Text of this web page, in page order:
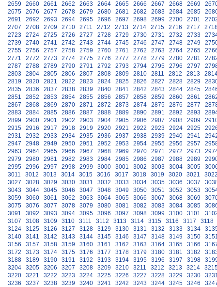
2659
2660 2661 2662 2663 2664 2665 2666 2667 2668 2669
2675
2676 2677 2678 2679 2680 2681 2682 2683 2684 2685
2691
2692 2693 2694 2695 2696 2697 2698 2699 2700 2701
2707
2708 2709 2710 2711 2712 2713 2714 2715 2716 2717
2723
2724 2725 2726 2727 2728 2729 2730 2731 2732 2733
2739
2740 2741 2742 2743 2744 2745 2746 2747 2748 2749
2755
2756 2757 2758 2759 2760 2761 2762 2763 2764 2765
2771
2772 2773 2774 2775 2776 2777 2778 2779 2780 2781
2787
2788 2789 2790 2791 2792 2793 2794 2795 2796 2797
2803
2804 2805 2806 2807 2808 2809 2810 2811 2812 2813
2819
2820 2821 2822 2823 2824 2825 2826 2827 2828 2829
2835
2836 2837 2838 2839 2840 2841 2842 2843 2844 2845
2851
2852 2853 2854 2855 2856 2857 2858 2859 2860 2861
2867
2868 2869 2870 2871 2872 2873 2874 2875 2876 2877
2883
2884 2885 2886 2887 2888 2889 2890 2891 2892 2893
2899
2900 2901 2902 2903 2904 2905 2906 2907 2908 2909
2915
2916 2917 2918 2919 2920 2921 2922 2923 2924 2925
2931
2932 2933 2934 2935 2936 2937 2938 2939 2940 2941
2947
2948 2949 2950 2951 2952 2953 2954 2955 2956 2957
2963
2964 2965 2966 2967 2968 2969 2970 2971 2972 2973
2979
2980 2981 2982 2983 2984 2985 2986 2987 2988 2989
2995
2996 2997 2998 2999 3000 3001 3002 3003 3004 3005
3011
3012 3013 3014 3015 3016 3017 3018 3019 3020 3021
3027
3028 3029 3030 3031 3032 3033 3034 3035 3036 3037
3043
3044 3045 3046 3047 3048 3049 3050 3051 3052 3053
3059
3060 3061 3062 3063 3064 3065 3066 3067 3068 3069
3075
3076 3077 3078 3079 3080 3081 3082 3083 3084 3085
3091
3092 3093 3094 3095 3096 3097 3098 3099 3100 3101
3107
3108 3109 3110 3111 3112 3113 3114 3115 3116 3117
3118
3124
3125 3126 3127 3128 3129 3130 3131 3132 3133 3134
3140
3141 3142 3143 3144 3145 3146 3147 3148 3149 3150
3156
3157 3158 3159 3160 3161 3162 3163 3164 3165 3166
3172
3173 3174 3175 3176 3177 3178 3179 3180 3181 3182
3188
3189 3190 3191 3192 3193 3194 3195 3196 3197 3198
3204
3205 3206 3207 3208 3209 3210 3211 3212 3213 3214
3220
3221 3222 3223 3224 3225 3226 3227 3228 3229 3230
3236
3237 3238 3239 3240 3241 3242 3243 3244 3245 3246